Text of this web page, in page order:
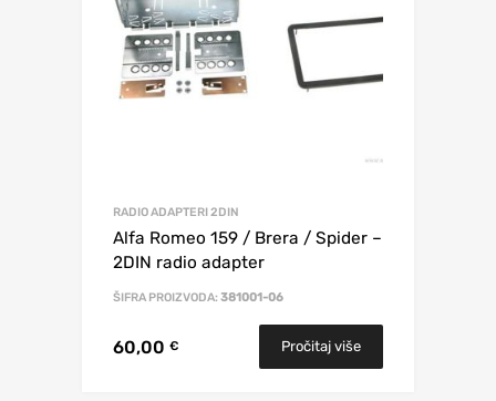
RADIO ADAPTERI 2DIN
Alfa Romeo 159 / Brera / Spider –
2DIN radio adapter
ŠIFRA PROIZVODA: 381001-06
60,00 € Pročitaj više